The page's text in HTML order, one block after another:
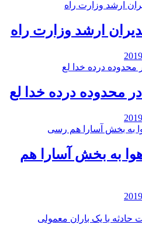
ارشد وزارت راه
محدوده درده خدا لع
هوا به بخش آسارا هم